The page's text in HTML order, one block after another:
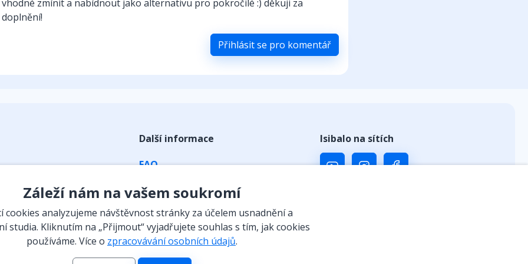
vhodné zmínit a nabídnout jako alternativu pro pokročilé :) děkuji za
doplnění!
Přihlásit se pro komentář
prvky
Další informace
FAQ
Obchodní podmínky
Kontakt
Vyzvednutí předplatného kódem
Isibalo na sítích
Záleží nám na vašem soukromí
cookies analyzujeme návštěvnost stránky za účelem usnadnění a
studia. Kliknutím na „Přijmout“ vyjadřujete souhlas s tím, jak cookies
používáme. Více o zpracovávání osobních údajů.